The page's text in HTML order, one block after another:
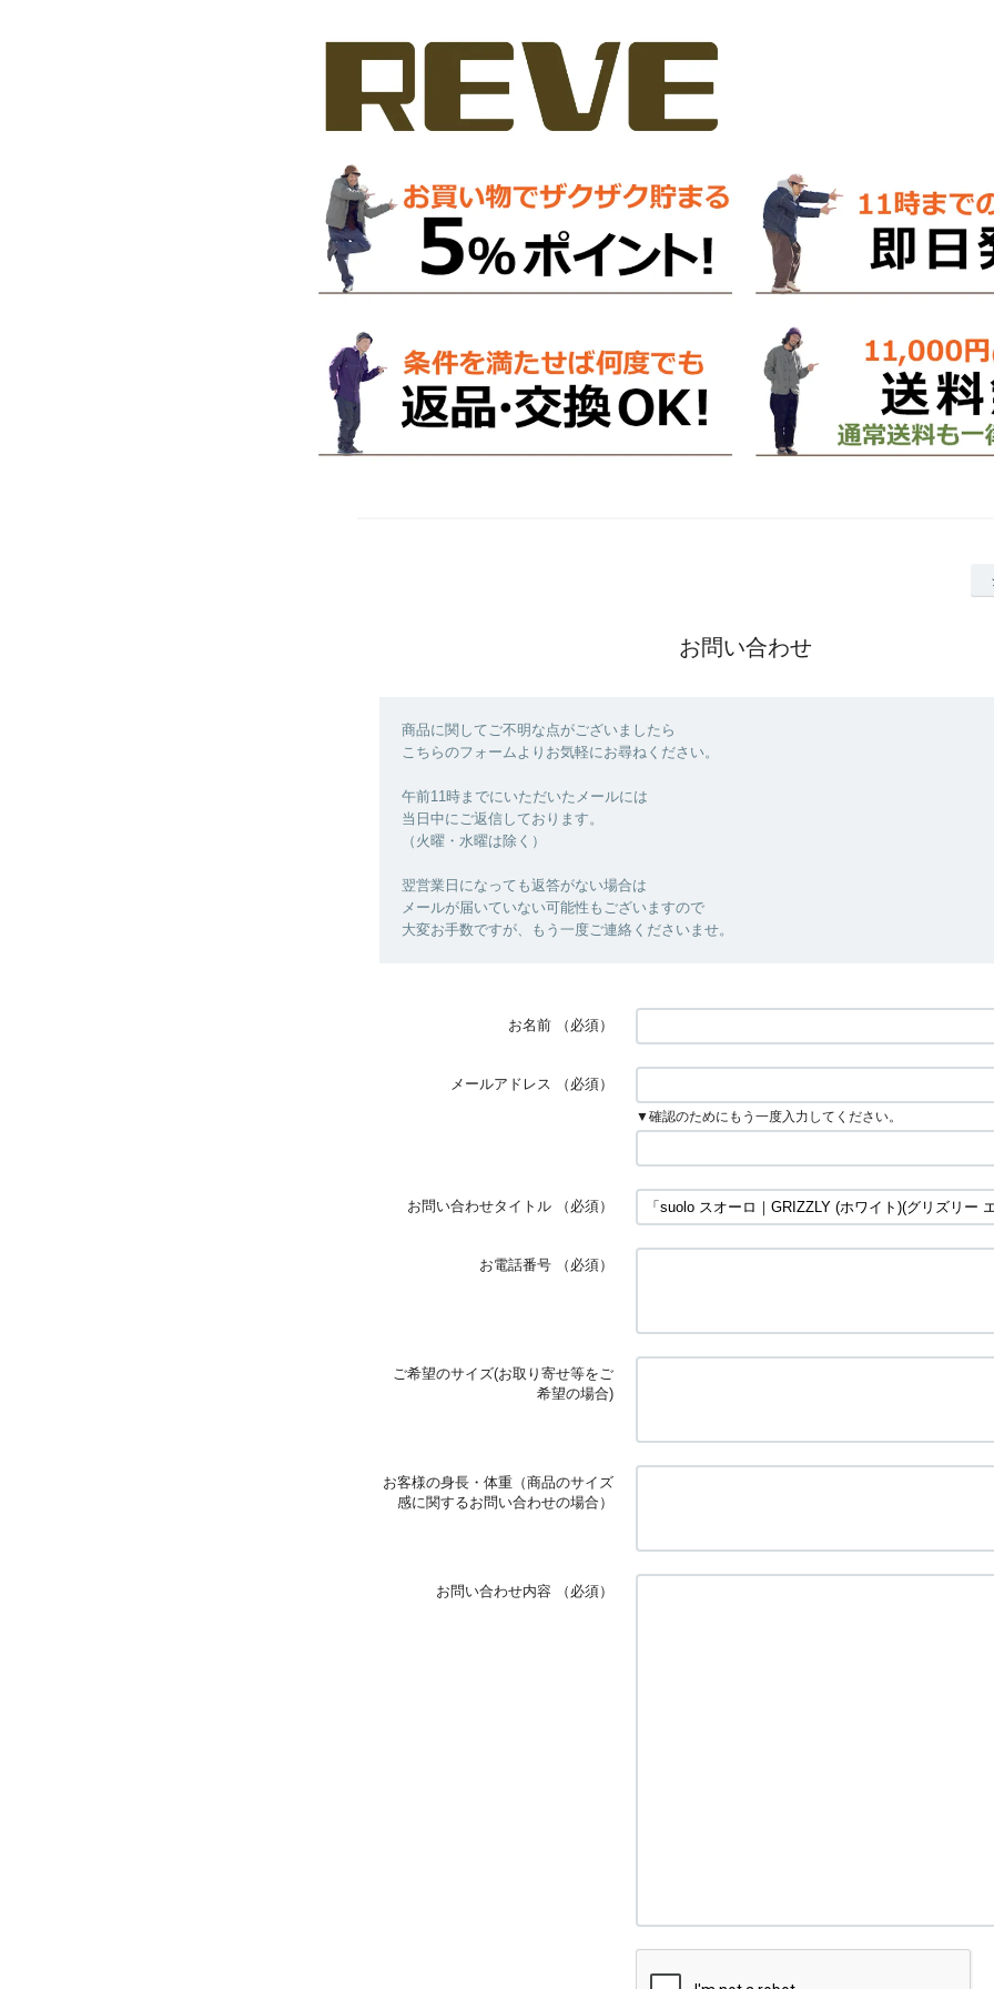
お問い合わせ
商品に関してご不明な点がございましたら
こちらのフォームよりお気軽にお尋ねください。
午前11時までにいただいたメールには
当日中にご返信しております。
（火曜・水曜は除く）
翌営業日になっても返答がない場合は
メールが届いていない可能性もございますので
大変お手数ですが、もう一度ご連絡くださいませ。
お名前 （必須）
メールアドレス （必須）
▼確認のためにもう一度入力してください。
お問い合わせタイトル （必須）
お電話番号 （必須）
ご希望のサイズ(お取り寄せ等をご
希望の場合)
お客様の身長・体重（商品のサイズ
感に関するお問い合わせの場合）
お問い合わせ内容 （必須）